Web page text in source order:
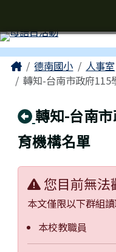
工具列
主內容區域
Home德南國小 人事室
轉知-台南市政府115
回上頁
轉知-台南
育機構名單
您目前無法
本文僅限以下群組讀
本校教職員
頁尾區域